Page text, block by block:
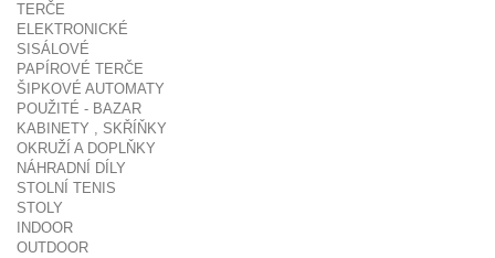
TERČE
ELEKTRONICKÉ
SISÁLOVÉ
PAPÍROVÉ TERČE
ŠIPKOVÉ AUTOMATY
POUŽITÉ - BAZAR
KABINETY , SKŘÍŇKY
OKRUŽÍ A DOPLŇKY
NÁHRADNÍ DÍLY
STOLNÍ TENIS
STOLY
INDOOR
OUTDOOR